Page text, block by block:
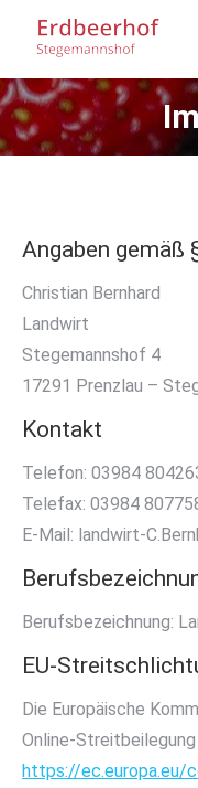
Angaben gemäß
Christian Bernhard
Landwirt
Stegemannshof 4
17291 Prenzlau –
Kontakt
Telefon: 03984
Telefax: 03984
E-Mail: landwirt-
Berufsbezeichnung:
EU-
Die Europäische
Online-
https://ec.europa.eu/